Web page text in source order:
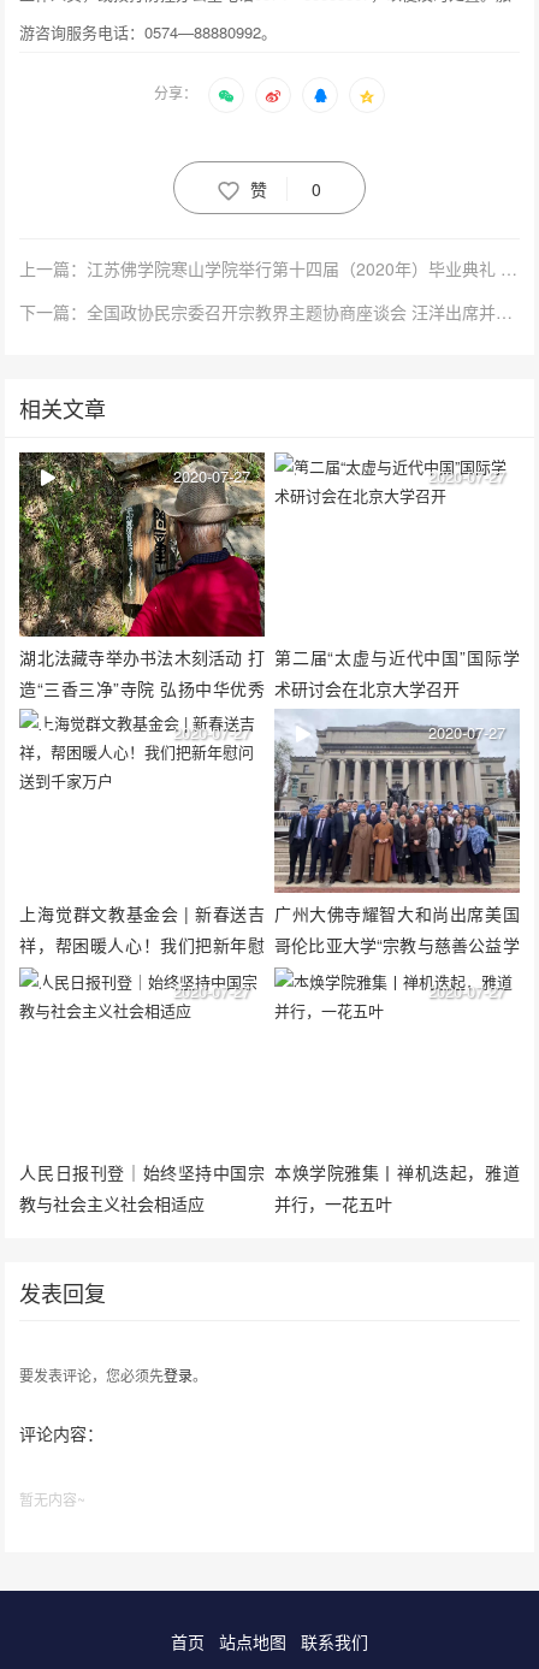
游咨询服务电话：0574—88880992。
分享：
赞 0
上一篇：江苏佛学院寒山学院举行第十四届（2020年）毕业典礼 秋爽大和尚出席并讲话
下一篇：全国政协民宗委召开宗教界主题协商座谈会 汪洋出席并讲话
相关文章
湖北法藏寺举办书法木刻活动 打
造“三香三净”寺院 弘扬中华优秀
传统文化
2020-07-27
第二届“太虚与近代中国”国际学
术研讨会在北京大学召开
2020-07-27
上海觉群文教基金会 | 新春送吉
祥，帮困暖人心！我们把新年慰
问送到千家万户
2020-07-27
广州大佛寺耀智大和尚出席美国
哥伦比亚大学“宗教与慈善公益学
术研讨会”
2020-07-27
人民日报刊登｜始终坚持中国宗
教与社会主义社会相适应
2020-07-27
本焕学院雅集丨禅机迭起，雅道
并行，一花五叶
2020-07-27
发表回复
要发表评论，您必须先登录。
评论内容：
暂无内容~
首页 站点地图 联系我们